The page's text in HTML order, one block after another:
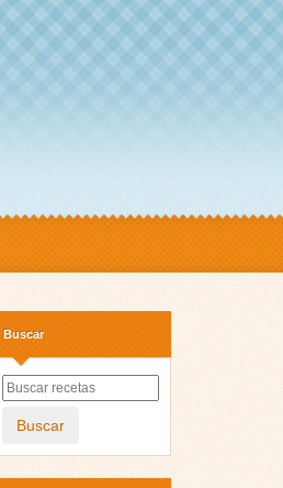
Buscar
Buscar